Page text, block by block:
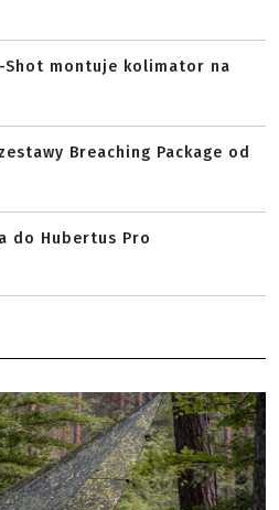
Shot montuje kolimator na
Breaching Package od
do Hubertus Pro